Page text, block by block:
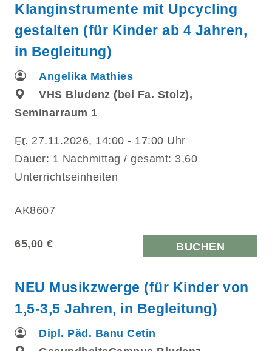
Klanginstrumente mit Upcycling
gestalten (für Kinder ab 4 Jahren,
in Begleitung)
Angelika Mathies
VHS Bludenz (bei Fa. Stolz),
Seminarraum 1
Fr. 27.11.2026, 14:00 - 17:00 Uhr
Dauer: 1 Nachmittag / gesamt: 3,60
Unterrichtseinheiten
AK8607
65,00 € BUCHEN
NEU Musikzwerge (für Kinder von
1,5-3,5 Jahren, in Begleitung)
Dipl. Päd. Banu Cetin